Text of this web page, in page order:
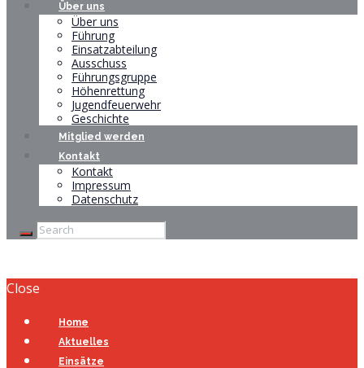
Über uns
Über uns
Führung
Einsatzabteilung
Ausschuss
Führungsgruppe
Höhenrettung
Jugendfeuerwehr
Geschichte
Mitglied werden
Kontakt
Kontakt
Impressum
Datenschutz
Close
Home
Aktuelles
Einsätze